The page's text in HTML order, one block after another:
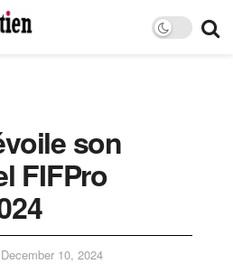
son
FIFPro
December 10, 2024